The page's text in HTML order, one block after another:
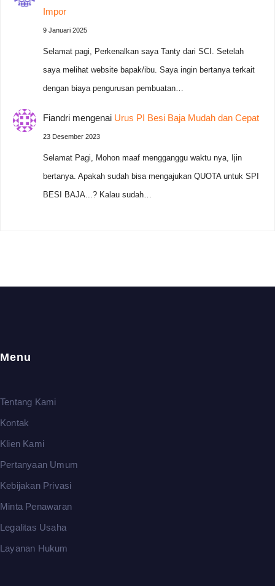
Impor
9 Januari 2025
Selamat pagi, Perkenalkan saya Tanty dari SCI. Setelah
saya melihat website bapak/ibu. Saya ingin bertanya terkait
dengan biaya pengurusan pembuatan…
Fiandrimengenai Urus PI Besi Baja Mudah dan Cepat
23 Desember 2023
Selamat Pagi, Mohon maaf mengganggu waktu nya, Ijin
bertanya. Apakah sudah bisa mengajukan QUOTA untuk SPI
BESI BAJA...? Kalau sudah…
Menu
Tentang Kami
Kontak
Klien Kami
Pertanyaan Umum
Kebijakan Privasi
Minta Penawaran
Legalitas Usaha
Layanan Hukum